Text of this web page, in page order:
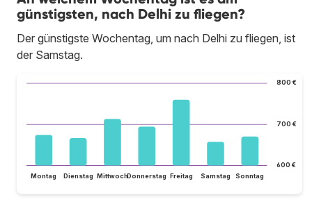
günstigsten, nach Delhi zu fliegen?
Der günstigste Wochentag, um nach Delhi zu fliegen, ist
der Samstag.
600 €
700 €
800 €
Montag Dienstag MittwochDonnerstag Freitag Samstag Sonntag